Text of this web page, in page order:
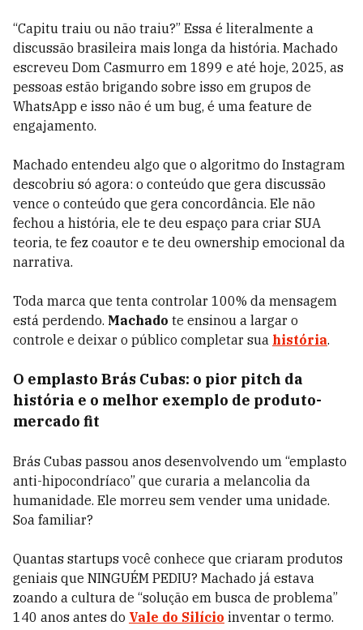
“Capitu traiu ou não traiu?” Essa é literalmente a
discussão brasileira mais longa da história. Machado
escreveu Dom Casmurro em 1899 e até hoje, 2025, as
pessoas estão brigando sobre isso em grupos de
WhatsApp e isso não é um bug, é uma feature de
engajamento.
Machado entendeu algo que o algoritmo do Instagram
descobriu só agora: o conteúdo que gera discussão
vence o conteúdo que gera concordância. Ele não
fechou a história, ele te deu espaço para criar SUA
teoria, te fez coautor e te deu ownership emocional da
narrativa.
Toda marca que tenta controlar 100% da mensagem
está perdendo. Machado te ensinou a largar o
controle e deixar o público completar sua história.
O emplasto Brás Cubas: o pior pitch da
história e o melhor exemplo de produto-
mercado fit
Brás Cubas passou anos desenvolvendo um “emplasto
anti-hipocondríaco” que curaria a melancolia da
humanidade. Ele morreu sem vender uma unidade.
Soa familiar?
Quantas startups você conhece que criaram produtos
geniais que NINGUÉM PEDIU? Machado já estava
zoando a cultura de “solução em busca de problema”
140 anos antes do Vale do Silício inventar o termo.